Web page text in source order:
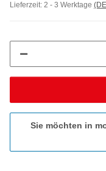
Lieferzeit: 2 - 3 Werktage
Sie möchten in